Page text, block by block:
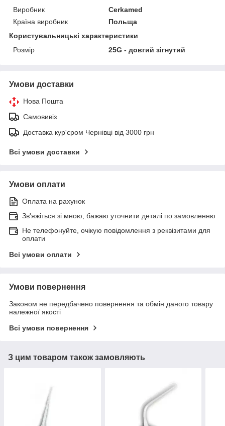
Виробник
Cerkamed
Країна виробник
Польща
Користувальницькі характеристики
Розмір
25G - довгий зігнутий
Умови доставки
Нова Пошта
Самовивіз
Доставка кур'єром Чернівці від 3000 грн
Всі умови доставки
Умови оплати
Оплата на рахунок
Зв'яжіться зі мною, бажаю уточнити деталі по замовленню
Не телефонуйте, очікую повідомлення з реквізитами для
оплати
Всі умови оплати
Умови повернення
Законом не передбачено повернення та обмін даного товару
належної якості
Всі умови повернення
З цим товаром також замовляють